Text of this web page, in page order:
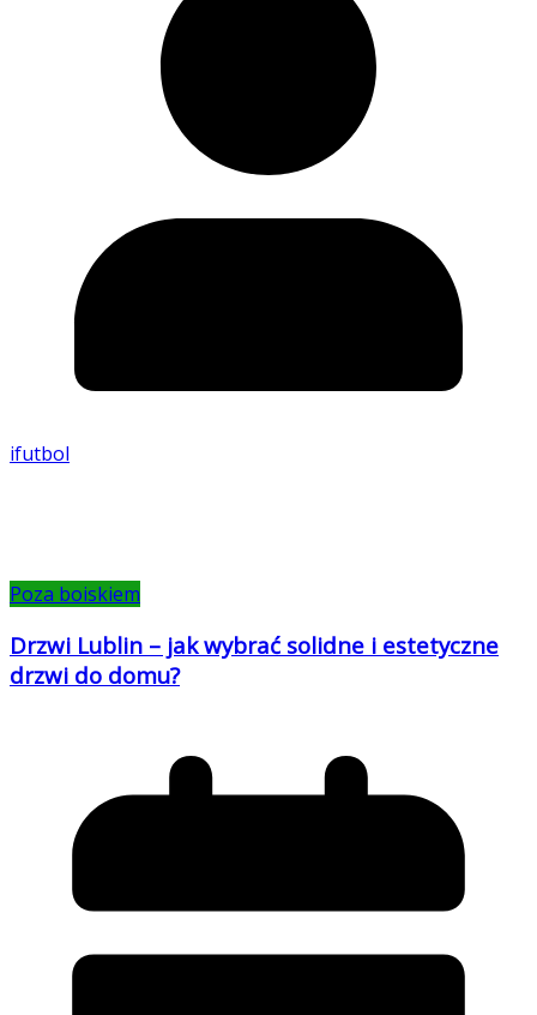
ifutbol
Poza boiskiem
Drzwi Lublin – jak wybrać solidne i estetyczne
drzwi do domu?